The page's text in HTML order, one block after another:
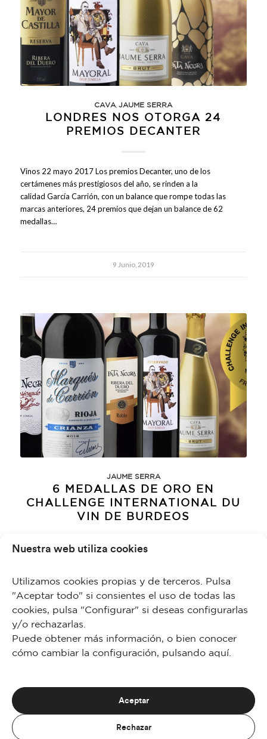
Nuestra web utiliza cookies
Utilizamos cookies propias y de terceros. Pulsa
"Aceptar todo" si consientes el uso de todas las
cookies, pulsa "Configurar" si deseas configurarlas
y/o rechazarlas.
Puede obtener más información, o bien conocer
cómo cambiar la configuración, pulsando aquí.
Aceptar
Rechazar
CAVA ,JAUME SERRA
LONDRES NOS OTORGA 24
PREMIOS DECANTER
Vinos 22 mayo 2017 Los premios Decanter, uno de los
certámenes más prestigiosos del año, se rinden a la
calidad García Carrión, con un balance que rompe todas las
marcas anteriores, 24 premios que dejan un balance de 62
medallas…
9 Junio, 2019
JAUME SERRA
6 MEDALLAS DE ORO EN
CHALLENGE INTERNATIONAL DU
VIN DE BURDEOS
prestigiosos premios internacionales en lo que vamos de año
2017. Después de 15 años invirtiendo más…
7 Junio, 2019